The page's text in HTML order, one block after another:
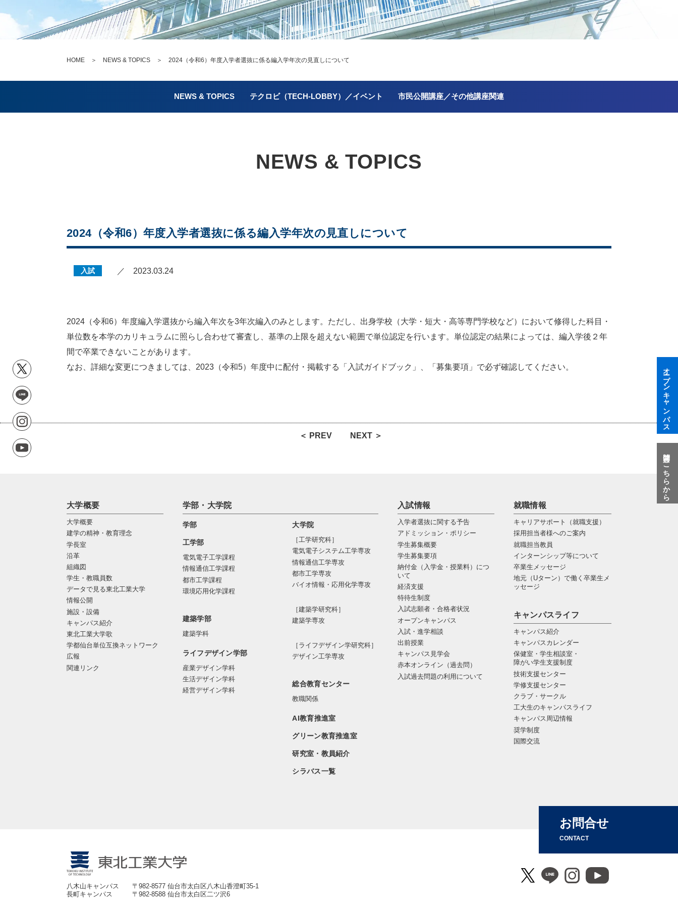
HOME ＞ NEWS & TOPICS ＞ 2024（令和6）年度入学者選抜に係る編入学年次の見直しについて
NEWS & TOPICS テクロビ（TECH-LOBBY）／イベント 市民公開講座／その他講座関連
NEWS & TOPICS
2024（令和6）年度入学者選抜に係る編入学年次の見直しについて
入試 ／ 2023.03.24
2024（令和6）年度編入学選抜から編入年次を3年次編入のみとします。ただし、出身学校（大学・短大・高等専門学校など）において修得した科目・
単位数を本学のカリキュラムに照らし合わせて審査し、基準の上限を超えない範囲で単位認定を行います。単位認定の結果によっては、編入学後２年
間で卒業できないことがあります。
なお、詳細な変更につきましては、2023（令和5）年度中に配付・掲載する「入試ガイドブック」、「募集要項」で必ず確認してください。
＜ PREV NEXT ＞
大学概要
大学概要
建学の精神・教育理念
学長室
沿革
組織図
学生・教職員数
データで見る東北工業大学
情報公開
施設・設備
キャンパス紹介
東北工業大学歌
学都仙台単位互換ネットワーク
広報
関連リンク
学部・大学院
学部
工学部
電気電子工学課程
情報通信工学課程
都市工学課程
環境応用化学課程
建築学部
建築学科
ライフデザイン学部
産業デザイン学科
生活デザイン学科
経営デザイン学科
大学院
［工学研究科］
電気電⼦システム⼯学専攻
情報通信⼯学専攻
都市⼯学専攻
バイオ情報・応⽤化学専攻
［建築学研究科］
建築学専攻
［ライフデザイン学研究科］
デザイン工学専攻
総合教育センター
教職関係
AI教育推進室
グリーン教育推進室
研究室・教員紹介
シラバス一覧
入試情報
入学者選抜に関する予告
アドミッション・ポリシー
学生募集概要
学生募集要項
納付金（入学金・授業料）につ
いて
経済支援
特待生制度
入試志願者・合格者状況
オープンキャンパス
入試・進学相談
出前授業
キャンパス見学会
赤本オンライン（過去問）
入試過去問題の利用について
就職情報
キャリアサポート（就職支援）
採用担当者様へのご案内
就職担当教員
インターンシップ等について
卒業生メッセージ
地元（Uターン）で働く卒業生メ
ッセージ
キャンパスライフ
キャンパス紹介
キャンパスカレンダー
保健室・学生相談室・
障がい学生支援制度
技術支援センター
学修支援センター
クラブ・サークル
工大生のキャンパスライフ
キャンパス周辺情報
奨学制度
国際交流
お問合せ
CONTACT
八木山キャンパス
〒982-8577 仙台市太白区八木山香澄町35-1
長町キャンパス
〒982-8588 仙台市太白区二ツ沢6
オープンキャンパス
質問はこちらから